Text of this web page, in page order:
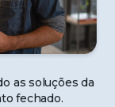
as soluções da
fechado.